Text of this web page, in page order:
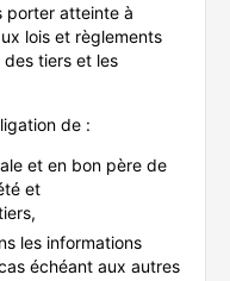
porter atteinte à
lois et règlements
tiers et les
de :
et en bon père de
et
les informations
échéant aux autres